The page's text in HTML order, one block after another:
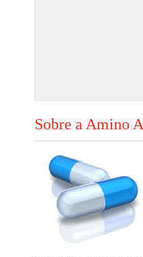
Sobre a Amino